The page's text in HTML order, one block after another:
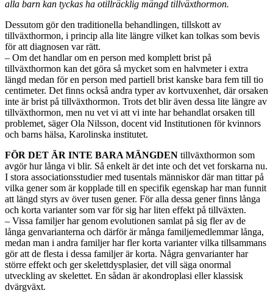
alla barn kan tyckas ha otillräcklig mängd tillväxthormon.
Dessutom gör den traditionella behandlingen, tillskott av
tillväxthormon, i princip alla lite längre vilket kan tolkas som bevis
för att diagnosen var rätt.
– Om det handlar om en person med komplett brist på
tillväxthormon kan det göra så mycket som en halvmeter i extra
längd medan för en person med partiell brist kanske bara fem till tio
centimeter. Det finns också andra typer av kortvuxenhet, där orsaken
inte är brist på tillväxthormon. Trots det blir även dessa lite längre av
tillväxthormon, men nu vet vi att vi inte har behandlat orsaken till
problemet, säger Ola Nilsson, docent vid Institutionen för kvinnors
och barns hälsa, Karolinska institutet.
FÖR DET ÄR INTE BARA MÄNGDEN tillväxthormon som
avgör hur långa vi blir. Så enkelt är det inte och det vet forskarna nu.
I stora associationsstudier med tusentals människor där man tittar på
vilka gener som är kopplade till en specifik egenskap har man funnit
att längd styrs av över tusen gener. För alla dessa gener finns långa
och korta varianter som var för sig har liten effekt på tillväxten.
– Vissa familjer har genom evolutionen samlat på sig fler av de
långa genvarianterna och därför är många familjemedlemmar långa,
medan man i andra familjer har fler korta varianter vilka tillsammans
gör att de flesta i dessa familjer är korta. Några genvarianter har
större effekt och ger skelettdysplasier, det vill säga onormal
utveckling av skelettet. En sådan är akondroplasi eller klassisk
dvärgväxt.